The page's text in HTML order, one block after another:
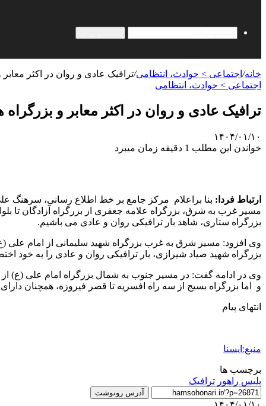
خانه/ اجتماعی > حوادث، انتظامی/ترافیک عادی و روان در اکثر
اجتماعی > حوادث، انتظامی
ترافیک عادی و روان در اکثر معابر و
۱۴۰۴/۰۱/۱۰
خواندن این مطلب 1 دقیقه زمان میبرد
ارتباط فردا: بنا براعلام مرکز جامع بر خط اطلاع رسانی، سرهنگ
مسیر غرب به شرق، بزرگراه علامه جعفری از بزرگراه آزادگان تا
بزرگراه ستاری، شاهد بار ترافیکی روان و عادی می باشیم.
وی افزود: مسیر شرق به غرب بزرگراه شهید سلیمانی از امام علی (ع)
بزرگراه شهید صیاد شیرازی، بار ترافیکی روان و عادی را به خود
وی در ادامه گفت: در مسیر جنوب به شمال بزرگراه امام علی (ع) از
و اما بزرگراه بسیج از سه راه افسریه تا قصر فیروزه، همچنان
انتهای پیام
منبع:ایسنا
برچسب ها
پليس راهور ترافیک
آدرس رونوشت